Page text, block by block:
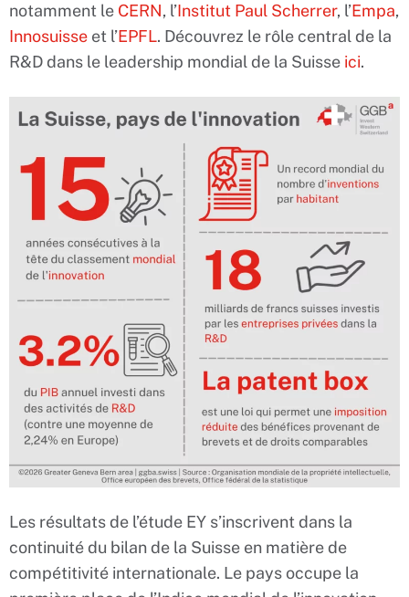
notamment le CERN, l’Institut Paul Scherrer, l’Empa,
Innosuisse et l’EPFL. Découvrez le rôle central de la
R&D dans le leadership mondial de la Suisse ici.
Les résultats de l’étude EY s’inscrivent dans la
continuité du bilan de la Suisse en matière de
compétitivité internationale. Le pays occupe la